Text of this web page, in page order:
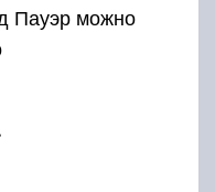
Пауэр можно